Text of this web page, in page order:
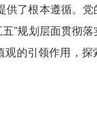
了根本遵循。党
”规划层面贯彻
的引领作用，